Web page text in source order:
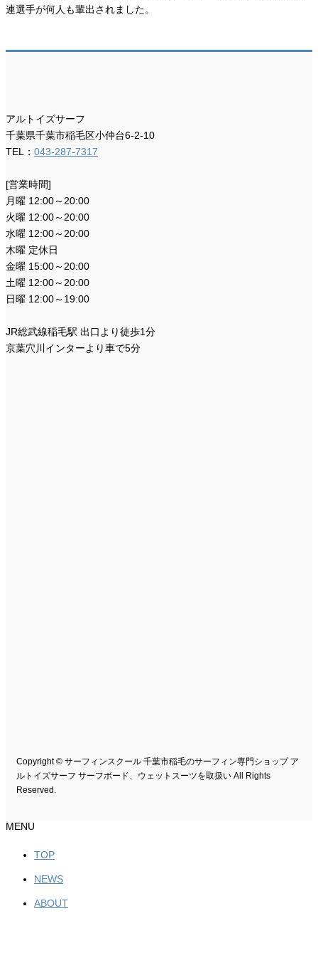
連選手が何人も輩出されました。
アルトイズサーフ
千葉県千葉市稲毛区小仲台6-2-10
TEL： 043-287-7317
[営業時間]
月曜 12:00～20:00
火曜 12:00～20:00
水曜 12:00～20:00
木曜 定休日
金曜 15:00～20:00
土曜 12:00～20:00
日曜 12:00～19:00
JR総武線稲毛駅 出口より徒歩1分
京葉穴川インターより車で5分
Copyright © サーフィンスクール 千葉市稲毛のサーフィン専門ショップ ア
ルトイズサーフ サーフボード、ウェットスーツを取扱い All Rights
Reserved.
MENU
TOP
NEWS
ABOUT